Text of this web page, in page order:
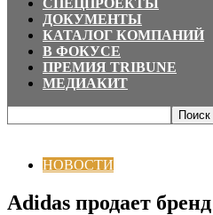
СПЕЦПРОЕКТЫ
ДОКУМЕНТЫ
КАТАЛОГ КОМПАНИЙ
В ФОКУСЕ
ПРЕМИЯ TRIBUNE
МЕДИАКИТ
НОВОСТИ
Adidas продает